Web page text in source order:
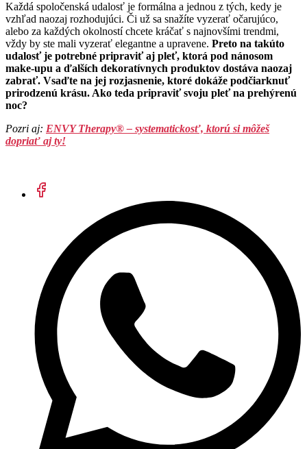
Každá spoločenská udalosť je formálna a jednou z tých, kedy je
vzhľad naozaj rozhodujúci. Či už sa snažíte vyzerať očarujúco,
alebo za každých okolností chcete kráčať s najnovšími trendmi,
vždy by ste mali vyzerať elegantne a upravene. Preto na takúto
udalosť je potrebné pripraviť aj pleť, ktorá pod nánosom
make-upu a ďalších dekoratívnych produktov dostáva naozaj
zabrať. Vsaďte na jej rozjasnenie, ktoré dokáže podčiarknuť
prirodzenú krásu. Ako teda pripraviť svoju pleť na prehýrenú
noc?
Pozri aj: ENVY Therapy® – systematickosť, ktorú si môžeš
dopriať aj ty!